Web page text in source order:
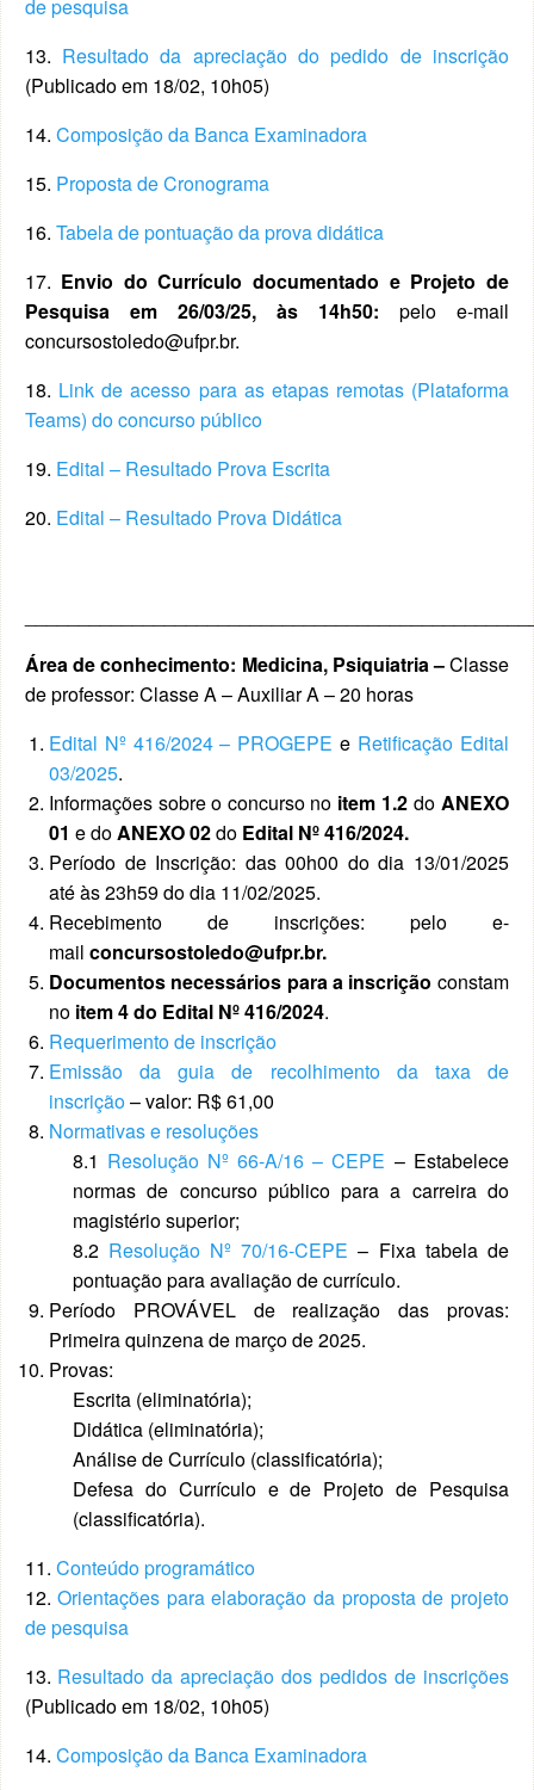
de pesquisa
13. Resultado da apreciação do pedido de inscrição
(Publicado em 18/02, 10h05)
14. Composição da Banca Examinadora
15. Proposta de Cronograma
16. Tabela de pontuação da prova didática
17. Envio do Currículo documentado e Projeto de
Pesquisa em 26/03/25, às 14h50: pelo e-mail
concursostoledo@ufpr.br.
18. Link de acesso para as etapas remotas (Plataforma
Teams) do concurso público
19. Edital – Resultado Prova Escrita
20. Edital – Resultado Prova Didática
Área de conhecimento: Medicina, Psiquiatria –Classe
de professor: Classe A – Auxiliar A – 20 horas
Edital Nº 416/2024 – PROGEPE e Retificação Edital
03/2025.
Informações sobre o concurso no item 1.2 do ANEXO
01 e doANEXO 02do Edital Nº 416/2024.
Período de Inscrição: das 00h00 do dia 13/01/2025
até às 23h59 do dia 11/02/2025.
Recebimento de inscrições: pelo e-
mail concursostoledo@ufpr.br.
Documentos necessários para a inscrição constam
no item 4 do Edital Nº 416/2024.
Requerimento de inscrição
Emissão da guia de recolhimento da taxa de
inscrição– valor: R$ 61,00
Normativas e resoluções
8.1 Resolução Nº 66-A/16 – CEPE – Estabelece
normas de concurso público para a carreira do
magistério superior;
8.2 Resolução Nº 70/16-CEPE – Fixa tabela de
pontuação para avaliação de currículo.
Período PROVÁVEL de realização das provas:
Primeira quinzena de março de 2025.
Provas:
Escrita (eliminatória);
Didática (eliminatória);
Análise de Currículo (classificatória);
Defesa do Currículo e de Projeto de Pesquisa
(classificatória).
11. Conteúdo programático
12. Orientações para elaboração da proposta de projeto
de pesquisa
13. Resultado da apreciação dos pedidos de inscrições
(Publicado em 18/02, 10h05)
14. Composição da Banca Examinadora